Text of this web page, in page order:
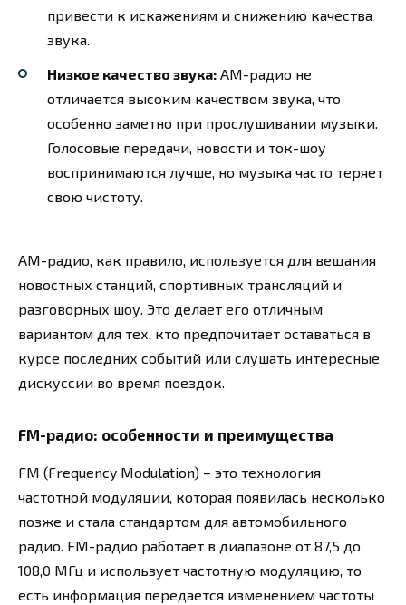
привести к искажениям и снижению качества
звука.
Низкое качество звука: AM-радио не
отличается высоким качеством звука, что
особенно заметно при прослушивании музыки.
Голосовые передачи, новости и ток-шоу
воспринимаются лучше, но музыка часто теряет
свою чистоту.
AM-радио, как правило, используется для вещания
новостных станций, спортивных трансляций и
разговорных шоу. Это делает его отличным
вариантом для тех, кто предпочитает оставаться в
курсе последних событий или слушать интересные
дискуссии во время поездок.
FM-радио: особенности и преимущества
FM (Frequency Modulation) – это технология
частотной модуляции, которая появилась несколько
позже и стала стандартом для автомобильного
радио. FM-радио работает в диапазоне от 87,5 до
108,0 МГц и использует частотную модуляцию, то
есть информация передается изменением частоты